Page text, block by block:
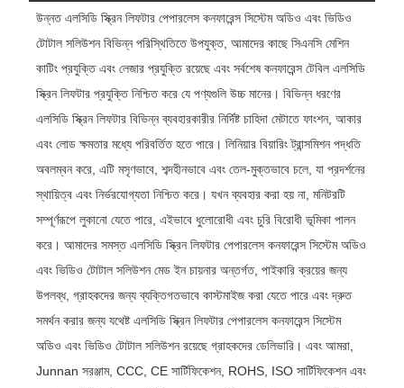
উন্নত এলসিডি স্ক্রিন লিফটার পেপারলেস কনফারেন্স সিস্টেম অডিও এবং ভিডিও
টোটাল সলিউশন বিভিন্ন পরিস্থিতিতে উপযুক্ত, আমাদের কাছে সিএনসি মেশিন
কাটিং প্রযুক্তি এবং লেজার প্রযুক্তি রয়েছে এবং সর্বশেষ কনফারেন্স টেবিল এলসিডি
স্ক্রিন লিফটার প্রযুক্তি নিশ্চিত করে যে পণ্যগুলি উচ্চ মানের। বিভিন্ন ধরণের
এলসিডি স্ক্রিন লিফটার বিভিন্ন ব্যবহারকারীর নির্দিষ্ট চাহিদা মেটাতে ফাংশন, আকার
এবং লোড ক্ষমতার মধ্যে পরিবর্তিত হতে পারে। লিনিয়ার বিয়ারিং ট্রান্সমিশন পদ্ধতি
অবলম্বন করে, এটি মসৃণভাবে, শব্দহীনভাবে এবং তেল-মুক্তভাবে চলে, যা প্রদর্শনের
স্থায়িত্ব এবং নির্ভরযোগ্যতা নিশ্চিত করে। যখন ব্যবহার করা হয় না, মনিটরটি
সম্পূর্ণরূপে লুকানো যেতে পারে, এইভাবে ধুলোরোধী এবং চুরি বিরোধী ভূমিকা পালন
করে। আমাদের সমস্ত এলসিডি স্ক্রিন লিফটার পেপারলেস কনফারেন্স সিস্টেম অডিও
এবং ভিডিও টোটাল সলিউশন মেড ইন চায়নার অন্তর্গত, পাইকারি ক্রয়ের জন্য
উপলব্ধ, গ্রাহকদের জন্য ব্যক্তিগতভাবে কাস্টমাইজ করা যেতে পারে এবং দ্রুত
সমর্থন করার জন্য যথেষ্ট এলসিডি স্ক্রিন লিফটার পেপারলেস কনফারেন্স সিস্টেম
অডিও এবং ভিডিও টোটাল সলিউশন রয়েছে গ্রাহকদের ডেলিভারি। এবং আমরা,
Junnan সরঞ্জাম, CCC, CE সার্টিফিকেশন, ROHS, ISO সার্টিফিকেশন এবং